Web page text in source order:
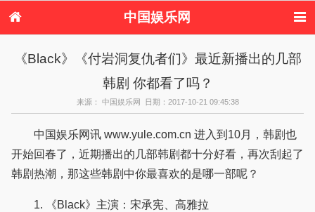
中国娱乐网
电视剧
演唱会 综艺节目
偶像活动
《Black》《付岩洞复仇者们》最近新播出的几部
韩剧 你都看了吗？
来源： 中国娱乐网 日期：2017-10-21 09:45:38
中国娱乐网讯 www.yule.com.cn 进入到10月，韩剧也
开始回春了，近期播出的几部韩剧都十分好看，再次刮起了
韩剧热潮，那这些韩剧中你最喜欢的是哪一部呢？
1. 《Black》主演：宋承宪、高雅拉